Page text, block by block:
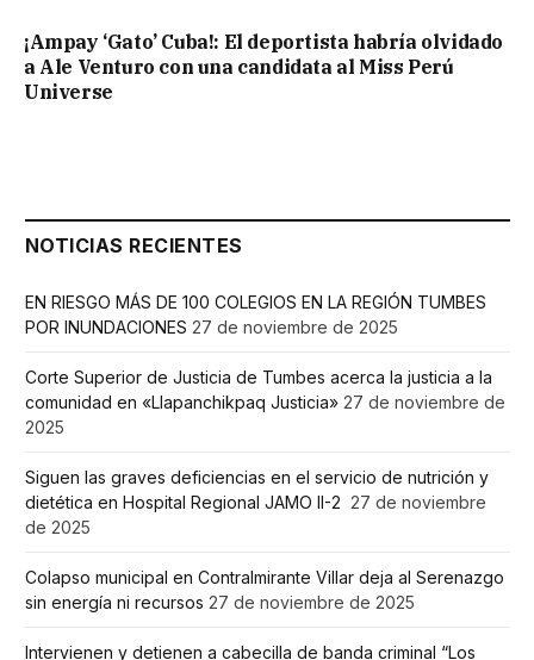
¡Ampay ‘Gato’ Cuba!: El deportista habría olvidado
a Ale Venturo con una candidata al Miss Perú
Universe
NOTICIAS RECIENTES
EN RIESGO MÁS DE 100 COLEGIOS EN LA REGIÓN TUMBES
POR INUNDACIONES 27 de noviembre de 2025
Corte Superior de Justicia de Tumbes acerca la justicia a la
comunidad en «Llapanchikpaq Justicia» 27 de noviembre de
2025
Siguen las graves deficiencias en el servicio de nutrición y
dietética en Hospital Regional JAMO II-2 27 de noviembre
de 2025
Colapso municipal en Contralmirante Villar deja al Serenazgo
sin energía ni recursos 27 de noviembre de 2025
Intervienen y detienen a cabecilla de banda criminal “Los